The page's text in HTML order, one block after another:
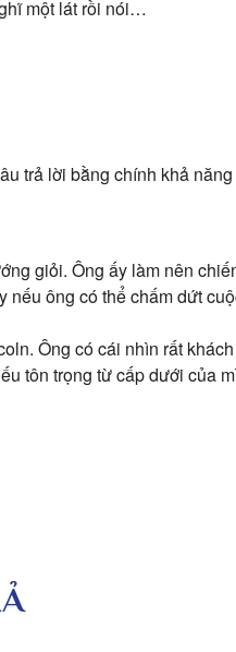
một lát rồi nói…
trả lời bằng chính khả
giỏi. Ông ấy làm nên
ông có thể chấm dứt
Ông có cái nhìn rất
tôn trọng từ cấp dưới của